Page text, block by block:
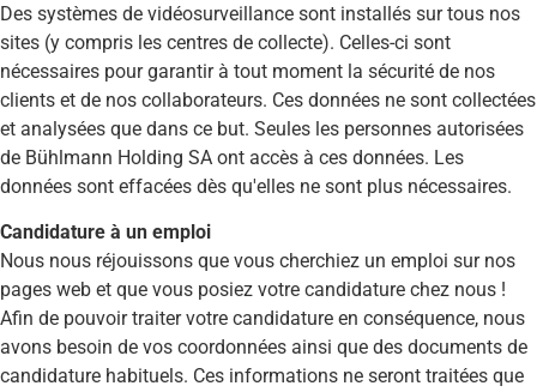
Des systèmes de vidéosurveillance sont installés sur tous nos
sites (y compris les centres de collecte). Celles-ci sont
nécessaires pour garantir à tout moment la sécurité de nos
clients et de nos collaborateurs. Ces données ne sont collectées
et analysées que dans ce but. Seules les personnes autorisées
de Bühlmann Holding SA ont accès à ces données. Les
données sont effacées dès qu'elles ne sont plus nécessaires.
Candidature à un emploi
Nous nous réjouissons que vous cherchiez un emploi sur nos
pages web et que vous posiez votre candidature chez nous !
Afin de pouvoir traiter votre candidature en conséquence, nous
avons besoin de vos coordonnées ainsi que des documents de
candidature habituels. Ces informations ne seront traitées que